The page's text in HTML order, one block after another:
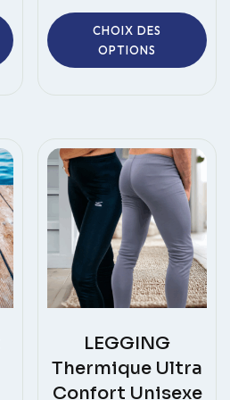
produit
plusieurs
options
peuvent
être
choisies
sur
la
page
du
CHOIX DES
OPTIONS
la
du
LEGGING
Thermique Ultra
Confort Unisexe